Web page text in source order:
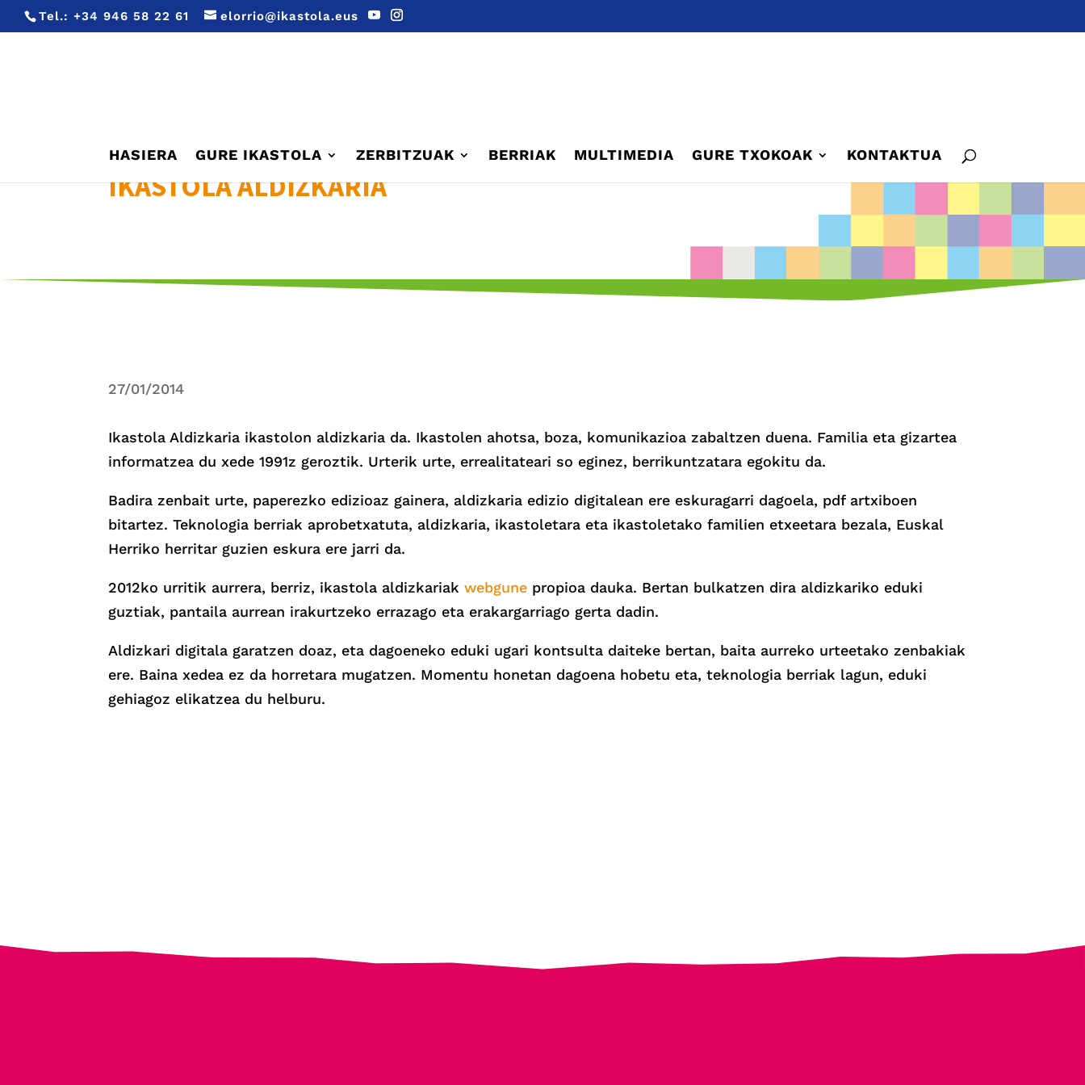
Tel.: +34 946 58 22 61 elorrio@ikastola.eus
HASIERA GURE IKASTOLA ZERBITZUAK BERRIAK MULTIMEDIA GURE TXOKOAK KONTAKTUA
IKASTOLA ALDIZKARIA
27/01/2014
Ikastola Aldizkaria ikastolon aldizkaria da. Ikastolen ahotsa, boza, komunikazioa zabaltzen duena. Familia eta gizartea
informatzea du xede 1991z geroztik. Urterik urte, errealitateari so eginez, berrikuntzatara egokitu da.
Badira zenbait urte, paperezko edizioaz gainera, aldizkaria edizio digitalean ere eskuragarri dagoela, pdf artxiboen
bitartez. Teknologia berriak aprobetxatuta, aldizkaria, ikastoletara eta ikastoletako familien etxeetara bezala, Euskal
Herriko herritar guzien eskura ere jarri da.
2012ko urritik aurrera, berriz, ikastola aldizkariakwebgune propioa dauka. Bertan bulkatzen dira aldizkariko eduki
guztiak, pantaila aurrean irakurtzeko errazago eta erakargarriago gerta dadin.
Aldizkari digitala garatzen doaz, eta dagoeneko eduki ugari kontsulta daiteke bertan, baita aurreko urteetako zenbakiak
ere. Baina xedea ez da horretara mugatzen. Momentu honetan dagoena hobetu eta, teknologia berriak lagun, eduki
gehiagoz elikatzea du helburu.